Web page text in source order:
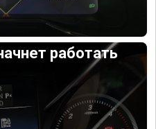
работать